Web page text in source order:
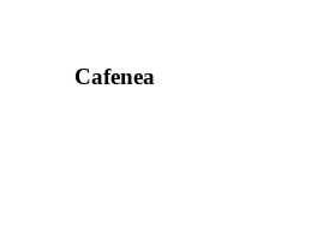
Cafenea